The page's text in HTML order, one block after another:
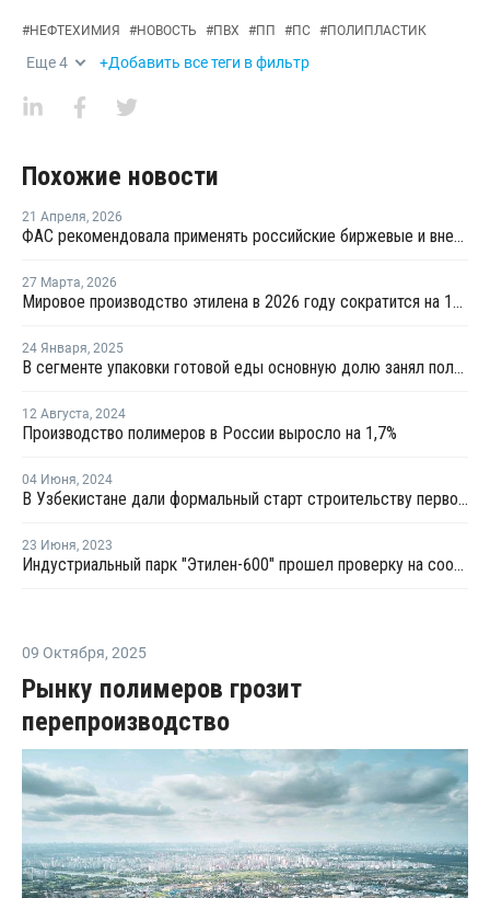
#НЕФТЕХИМИЯ #НОВОСТЬ #ПВХ #ПП #ПС #ПОЛИПЛАСТИК
Еще4 +Добавить все теги в фильтр
Похожие новости
21 Апреля, 2026
ФАС рекомендовала применять российские биржевые и внебиржевые индексы цен
27 Марта, 2026
Мировое производство этилена в 2026 году сократится на 12% на фоне конфликта на Ближнем Востоке
24 Января, 2025
В сегменте упаковки готовой еды основную долю занял полипропилен
12 Августа, 2024
Производство полимеров в России выросло на 1,7%
04 Июня, 2024
В Узбекистане дали формальный старт строительству первого комплекса МТО
23 Июня, 2023
Индустриальный парк "Этилен-600" прошел проверку на соответствие федеральным требованиям
09 Октября, 2025
Рынку полимеров грозит
перепроизводство